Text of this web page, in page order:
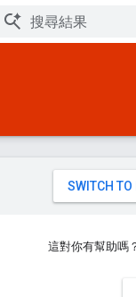
這對你有幫助嗎